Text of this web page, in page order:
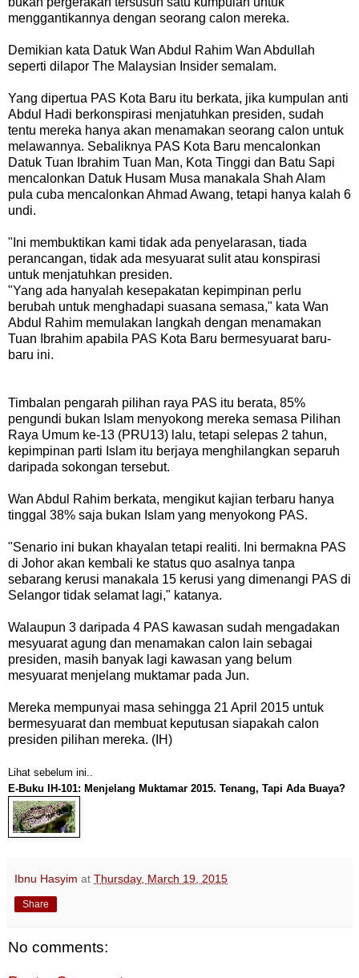
menggantikannya dengan seorang calon mereka.
Demikian kata Datuk Wan Abdul Rahim Wan Abdullah
seperti dilapor The Malaysian Insider semalam.
Yang dipertua PAS Kota Baru itu berkata, jika kumpulan anti
Abdul Hadi berkonspirasi menjatuhkan presiden, sudah
tentu mereka hanya akan menamakan seorang calon untuk
melawannya. Sebaliknya PAS Kota Baru mencalonkan
Datuk Tuan Ibrahim Tuan Man, Kota Tinggi dan Batu Sapi
mencalonkan Datuk Husam Musa manakala Shah Alam
pula cuba mencalonkan Ahmad Awang, tetapi hanya kalah 6
undi.
"Ini membuktikan kami tidak ada penyelarasan, tiada
perancangan, tidak ada mesyuarat sulit atau konspirasi
untuk menjatuhkan presiden.
"Yang ada hanyalah kesepakatan kepimpinan perlu
berubah untuk menghadapi suasana semasa," kata Wan
Abdul Rahim memulakan langkah dengan menamakan
Tuan Ibrahim apabila PAS Kota Baru bermesyuarat baru-
baru ini.
Timbalan pengarah pilihan raya PAS itu berata, 85%
pengundi bukan Islam menyokong mereka semasa Pilihan
Raya Umum ke-13 (PRU13) lalu, tetapi selepas 2 tahun,
kepimpinan parti Islam itu berjaya menghilangkan separuh
daripada sokongan tersebut.
Wan Abdul Rahim berkata, mengikut kajian terbaru hanya
tinggal 38% saja bukan Islam yang menyokong PAS.
"Senario ini bukan khayalan tetapi realiti. Ini bermakna PAS
di Johor akan kembali ke status quo asalnya tanpa
sebarang kerusi manakala 15 kerusi yang dimenangi PAS di
Selangor tidak selamat lagi," katanya.
Walaupun 3 daripada 4 PAS kawasan sudah mengadakan
mesyuarat agung dan menamakan calon lain sebagai
presiden, masih banyak lagi kawasan yang belum
mesyuarat menjelang muktamar pada Jun.
Mereka mempunyai masa sehingga 21 April 2015 untuk
bermesyuarat dan membuat keputusan siapakah calon
presiden pilihan mereka. (IH)
Lihat sebelum ini..
E-Buku IH-101: Menjelang Muktamar 2015. Tenang, Tapi Ada Buaya?
Ibnu Hasyim at Thursday, March 19, 2015
Share
No comments: